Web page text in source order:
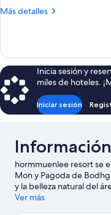
Más detalles
Más
Inicia sesión y
miles de hoteles.
Iniciar sesión
hormmuenlee resort se
Mon y Pagoda de
y la belleza natural del
Giardini y Parque
Ver más